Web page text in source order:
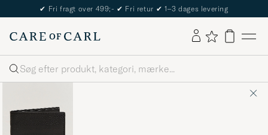
✔ Fri fragt over 499;- ✔ Fri retur ✔ 1–3 dages levering
Søg